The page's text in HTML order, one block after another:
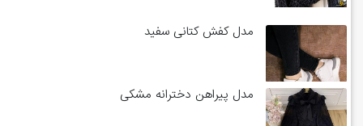
مدل کفش کتانی سفید
مدل پیراهن دخترانه مشکی